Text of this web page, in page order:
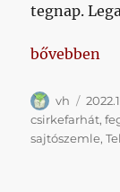
tegnap.
„Egyelőre
bővebben
Szerző
vh
csirkefarhát,
sajtószemle,